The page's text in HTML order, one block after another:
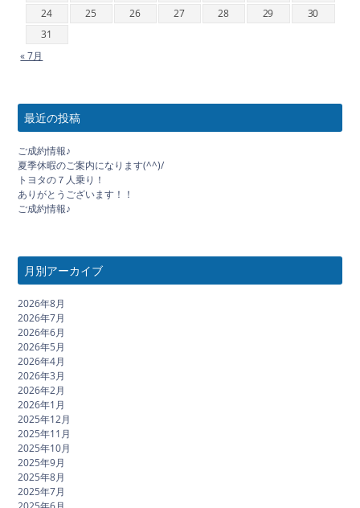
24
25 26 27 28 29
30
31
« 7月
最近の投稿
ご成約情報♪
夏季休暇のご案内になります(^^)/
トヨタの７人乗り！
ありがとうございます！！
ご成約情報♪
月別アーカイブ
2026年8月
2026年7月
2026年6月
2026年5月
2026年4月
2026年3月
2026年2月
2026年1月
2025年12月
2025年11月
2025年10月
2025年9月
2025年8月
2025年7月